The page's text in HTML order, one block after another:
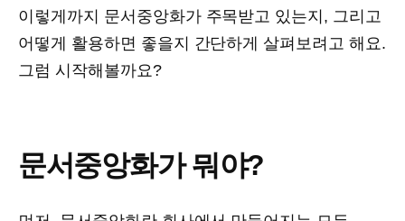
이렇게까지 문서중앙화가 주목받고 있는지, 그리고
어떻게 활용하면 좋을지 간단하게 살펴보려고 해요.
그럼 시작해볼까요?
문서중앙화가 뭐야?